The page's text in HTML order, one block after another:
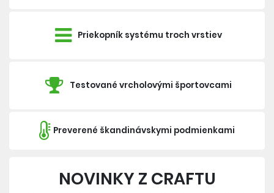
Priekopník systému troch vrstiev
Testované vrcholovými športovcami
Preverené škandinávskymi podmienkami
NOVINKY Z CRAFTU